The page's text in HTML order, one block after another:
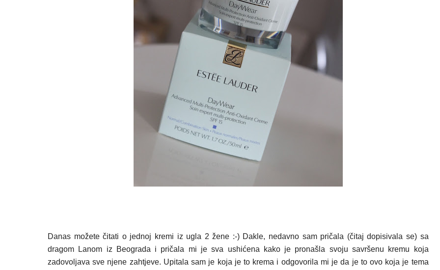
Danas možete čitati o jednoj kremi iz ugla 2 žene :-) Dakle, nedavno sam pričala (čitaj dopisivala se) sa
dragom Lanom iz Beograda i pričala mi je sva ushićena kako je pronašla svoju savršenu kremu koja
zadovoljava sve njene zahtjeve. Upitala sam je koja je to krema i odgovorila mi je da je to ovo koja je tema